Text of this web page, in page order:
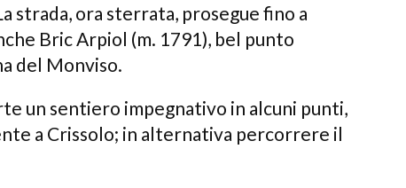
strada, ora sterrata, prosegue fino a
Bric Arpiol (m. 1791), bel punto
del Monviso.
un sentiero impegnativo in alcuni punti,
a Crissolo; in alternativa percorrere il